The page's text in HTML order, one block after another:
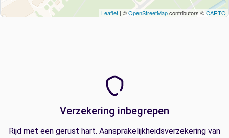
Leaflet | ©OpenStreetMapcontributors ©CARTO
Verzekering inbegrepen
Rijd met een gerust hart. Aansprakelijkheidsverzekering van